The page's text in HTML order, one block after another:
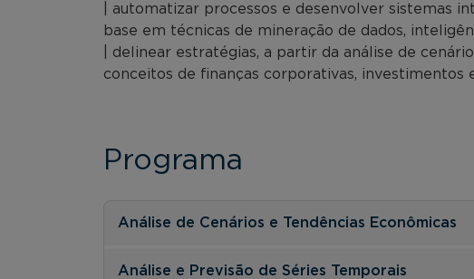
| automatizar processos e desenvolver sistemas
base em técnicas de mineração de dados,
| delinear estratégias, a partir da análise de
conceitos de finanças corporativas, investimentos
Programa
Análise de Cenários e Tendências Econômicas
Análise e Previsão de Séries Temporais